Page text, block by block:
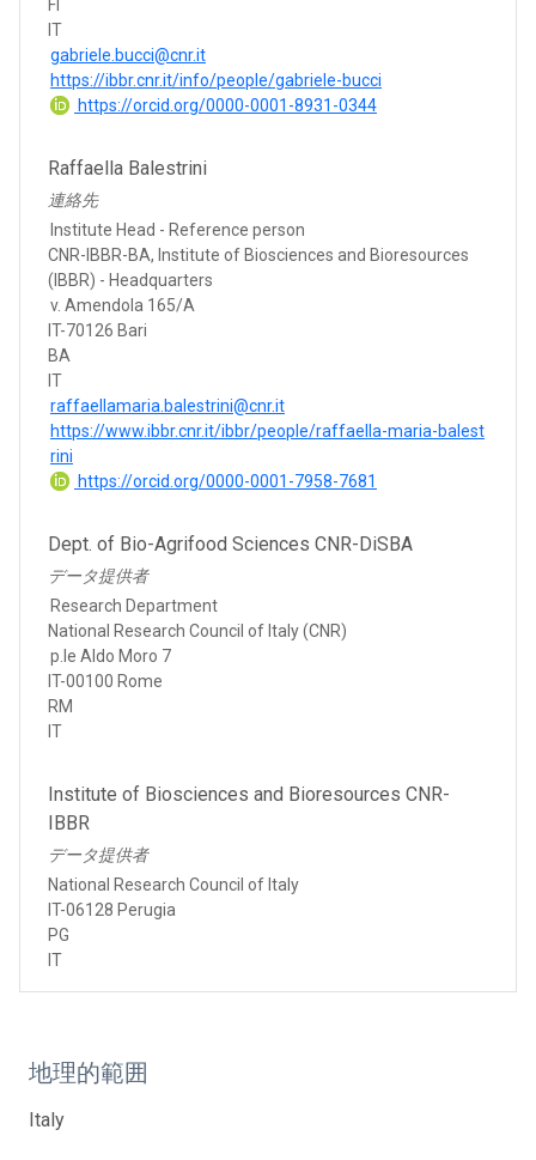
FI
IT
gabriele.bucci@cnr.it
https://ibbr.cnr.it/info/people/gabriele-bucci
https://orcid.org/0000-0001-8931-0344
Raffaella Balestrini
連絡先
Institute Head - Reference person
CNR-IBBR-BA, Institute of Biosciences and Bioresources
(IBBR) - Headquarters
v. Amendola 165/A
IT-70126 Bari
BA
IT
raffaellamaria.balestrini@cnr.it
https://www.ibbr.cnr.it/ibbr/people/raffaella-maria-balest
rini
https://orcid.org/0000-0001-7958-7681
Dept. of Bio-Agrifood Sciences CNR-DiSBA
データ提供者
Research Department
National Research Council of Italy (CNR)
p.le Aldo Moro 7
IT-00100 Rome
RM
IT
Institute of Biosciences and Bioresources CNR-
IBBR
データ提供者
National Research Council of Italy
IT-06128 Perugia
PG
IT
地理的範囲
Italy